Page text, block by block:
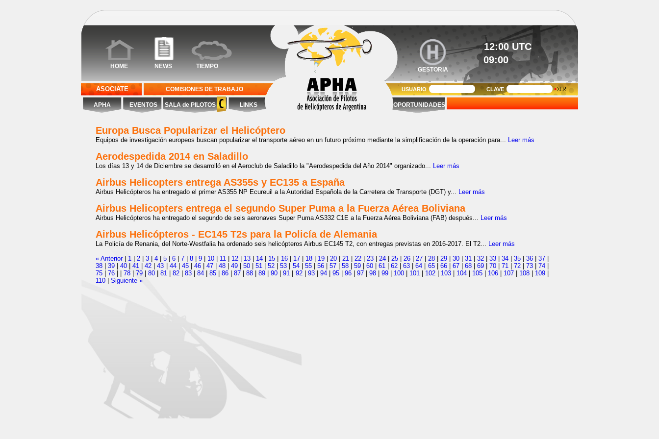
HOME NEWS TIEMPO GESTORIA
ASOCIATE COMISIONES DE TRABAJO USUARIO CLAVE
APHA EVENTOS SALA de PILOTOS LINKS OPORTUNIDADES
Europa Busca Popularizar el Helicóptero
Equipos de investigación europeos buscan popularizar el transporte aéreo en un futuro próximo mediante la simplificación de la operación para... Leer más
Aerodespedida 2014 en Saladillo
Los días 13 y 14 de Diciembre se desarrolló en el Aeroclub de Saladillo la "Aerodespedida del Año 2014" organizado... Leer más
Airbus Helicopters entrega AS355s y EC135 a España
Airbus Helicópteros ha entregado el primer AS355 NP Ecureuil a la Autoridad Española de la Carretera de Transporte (DGT) y... Leer más
Airbus Helicopters entrega el segundo Super Puma a la Fuerza Aérea Boliviana
Airbus Helicópteros ha entregado el segundo de seis aeronaves Super Puma AS332 C1E a la Fuerza Aérea Boliviana (FAB) después... Leer más
Airbus Helicópteros - EC145 T2s para la Policía de Alemania
La Policía de Renania, del Norte-Westfalia ha ordenado seis helicópteros Airbus EC145 T2, con entregas previstas en 2016-2017. El T2... Leer más
« Anterior| 1 |2 |3 |4 |5 |6 |7 |8 |9 10 11 12 13 14 15 16| 17| 18| 19| 20| 21| 22| 23| 24| 25| 26| 27| 28| 29| 30| 31|32 |33 |34 |35 |36 |37
38 |39 |40 |41 |42 |43 44| 45| 46| 47| 48|49 |50 |51 |52 |53 54| 55| 56| 57| 58| 59|60 |61 |62 |63 |64 65| 66| 67| 68| 69| 70 |71 |72 |73 |74
75 |76 |78 |79 |80 |81 |82 |83 |84 |85 |86 |87 |88 |89 |90 |91 92| 93| 94| 95| 96| 97| 98| 99| 100| 101| 102| 103| 104| 105| 106| 107| 108 109
110
Siguiente »